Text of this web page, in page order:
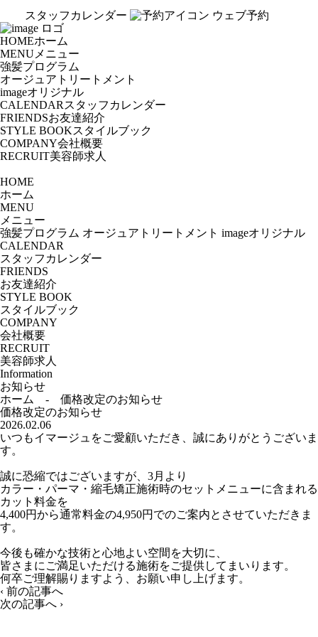
スタッフカレンダー ウェブ予約
HOMEホーム
MENU メニュー
強髪プログラム
オージュアトリートメント
imageオリジナル
CALENDAR スタッフカレンダー
FRIENDSお友達紹介
STYLE BOOKスタイルブック
COMPANY会社概要
RECRUIT美容師求人
HOME
ホーム
MENU
メニュー
強髪プログラム オージュアトリートメント imageオリジナル
CALENDAR
スタッフカレンダー
FRIENDS
お友達紹介
STYLE BOOK
スタイルブック
COMPANY
会社概要
RECRUIT
美容師求人
Information
お知らせ
ホーム
- 価格改定のお知らせ
価格改定のお知らせ
2026.02.06
いつもイマージュをご愛顧いただき、誠にありがとうございま
す。
誠に恐縮ではございますが、3月より
カラー・パーマ・縮毛矯正施術時のセットメニューに含まれる
カット料金を
4,400円から通常料金の4,950円でのご案内とさせていただきま
す。
今後も確かな技術と心地よい空間を大切に、
皆さまにご満足いただける施術をご提供してまいります。
何卒ご理解賜りますよう、お願い申し上げます。
‹ 前の記事へ
次の記事へ ›